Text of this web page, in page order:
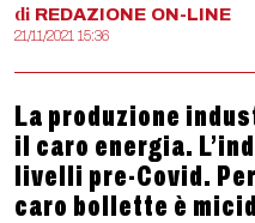
di REDAZIONE ON-LINE
21/11/2021 15:36
La produzione
il caro energia.
livelli pre-Covid.
caro bollette è